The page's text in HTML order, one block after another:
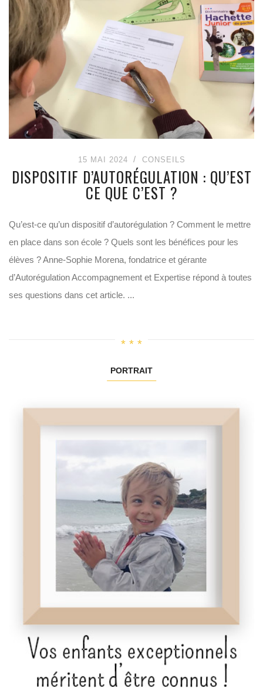
15 MAI 2024 CONSEILS
DISPOSITIF D’AUTORÉGULATION : QU’EST
CE QUE C’EST ?
Qu’est-ce qu’un dispositif d’autorégulation ? Comment le mettre
en place dans son école ? Quels sont les bénéfices pour les
élèves ? Anne-Sophie Morena, fondatrice et gérante
d’Autorégulation Accompagnement et Expertise répond à toutes
ses questions dans cet article. ...
PORTRAIT